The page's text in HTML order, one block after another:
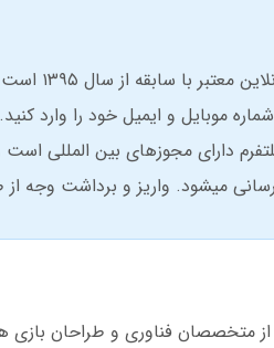
یاکی بت
رسانی میشود. واریز و برداشت
۱۳۹۵ توسط تیمی از متخصصان فناوری و